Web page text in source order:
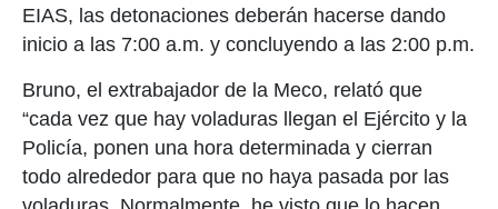
EIAS, las detonaciones deberán hacerse dando
inicio a las 7:00 a.m. y concluyendo a las 2:00 p.m.
Bruno, el extrabajador de la Meco, relató que
“cada vez que hay voladuras llegan el Ejército y la
Policía, ponen una hora determinada y cierran
todo alrededor para que no haya pasada por las